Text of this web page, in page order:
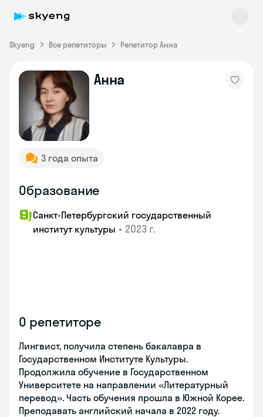
Skyeng Все репетиторы Репетитор Анна
Анна
3 года опыта
Образование
Санкт-Петербургский государственный
институт культуры • 2023 г.
О репетиторе
Лингвист, получила степень бакалавра в
Государственном Институте Культуры.
Продолжила обучение в Государственном
Университете на направлении «Литературный
перевод». Часть обучения прошла в Южной Корее.
Преподавать английский начала в 2022 году.
Skyeng Chat
online